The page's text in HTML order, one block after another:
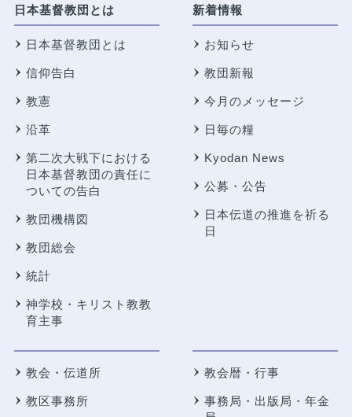
日本基督教団とは
日本基督教団とは
信仰告白
教憲
沿革
第二次大戦下における
日本基督教団の責任に
ついての告白
教団機構図
教団総会
統計
神学校・キリスト教教
育主事
新着情報
お知らせ
教団新報
今月のメッセージ
日毎の糧
Kyodan News
公募・公告
日本伝道の推進を祈る
日
教会・伝道所
教区事務所
教会暦・行事
事務局・出版局・年金